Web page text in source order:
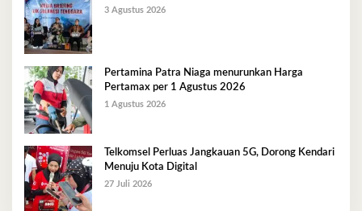
3 Agustus 2026
Pertamina Patra Niaga menurunkan Harga
Pertamax per 1 Agustus 2026
1 Agustus 2026
Telkomsel Perluas Jangkauan 5G, Dorong Kendari
Menuju Kota Digital
27 Juli 2026